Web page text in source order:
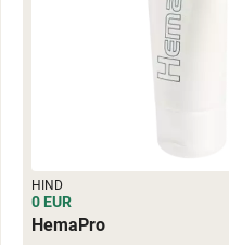
HIND
0 EUR
HemaPro